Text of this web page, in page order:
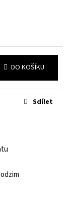
DO KOŠÍKU
Sdílet